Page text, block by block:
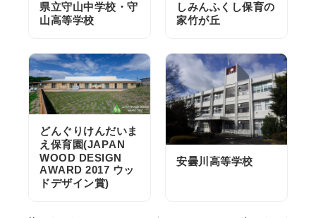
県立守山中学校・守
山高等学校
しみんふくし保育の
家竹が丘
どんぐりけんだいま
え保育園(JAPAN
WOOD DESIGN
AWARD 2017 ウッ
ドデザイン賞)
安曇川高等学校